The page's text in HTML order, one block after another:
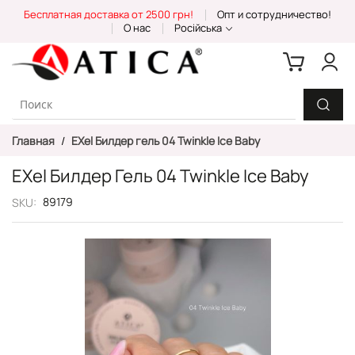
Content
Бесплатная доставка от 2500 грн!
Опт и сотрудничество!
О нас
Російська
Главная EXel Билдер гель 04 Twinkle Ice Baby
EXel Билдер Гель 04 Twinkle Ice Baby
SKU 89179
изображений